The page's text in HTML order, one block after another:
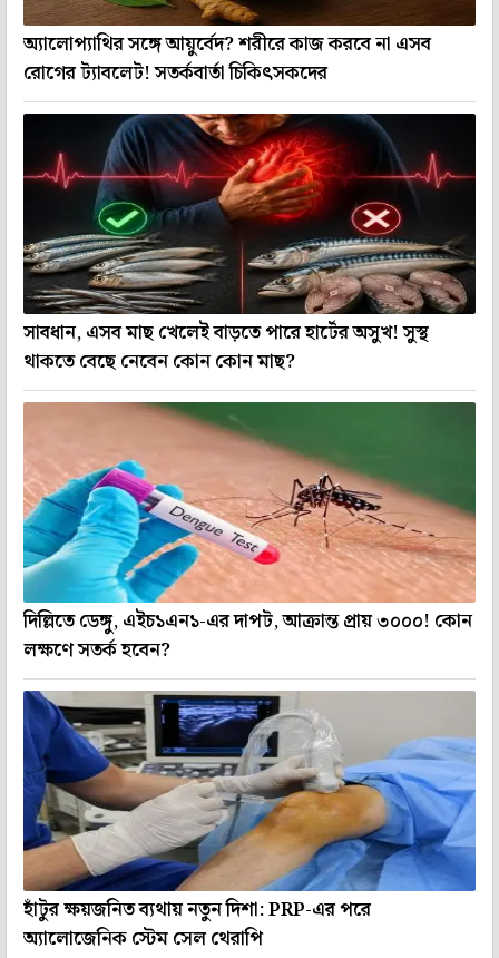
অ্যালোপ্যাথির সঙ্গে আয়ুর্বেদ? শরীরে কাজ করবে না এসব
রোগের ট্যাবলেট! সতর্কবার্তা চিকিৎসকদের
সাবধান, এসব মাছ খেলেই বাড়তে পারে হার্টের অসুখ! সুস্থ
থাকতে বেছে নেবেন কোন কোন মাছ?
দিল্লিতে ডেঙ্গু, এইচ১এন১-এর দাপট, আক্রান্ত প্রায় ৩০০০! কোন
লক্ষণে সতর্ক হবেন?
হাঁটুর ক্ষয়জনিত ব্যথায় নতুন দিশা: PRP-এর পরে
অ্যালোজেনিক স্টেম সেল থেরাপি